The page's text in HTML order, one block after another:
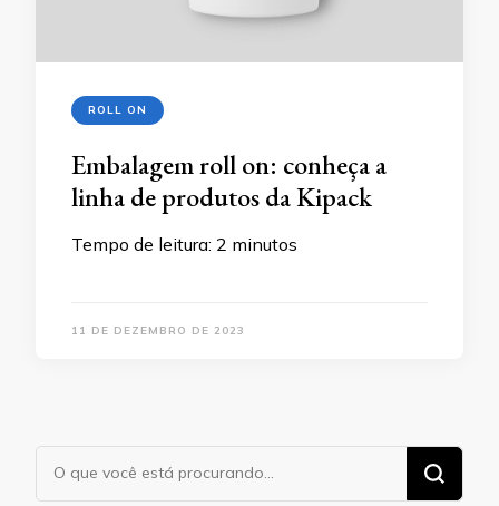
ROLL ON
Embalagem roll on: conheça a
linha de produtos da Kipack
Tempo de leitura: 2 minutos
11 DE DEZEMBRO DE 2023
Procurando
algo?